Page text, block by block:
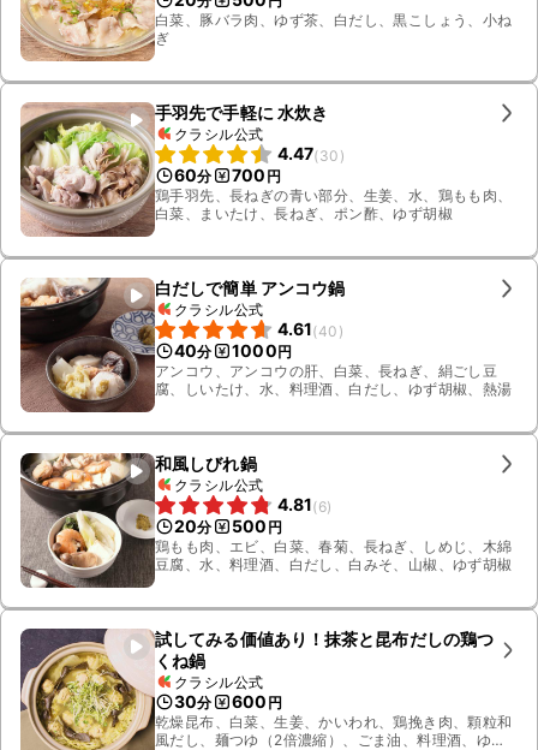
白菜、豚バラ肉、ゆず茶、白だし、黒こしょう、小ね
ぎ
手羽先で手軽に 水炊き
クラシル公式
4.47(30 )
60分 700 円
鶏手羽先、長ねぎの青い部分、生姜、水、鶏もも肉、
白菜、まいたけ、長ねぎ、ポン酢、ゆず胡椒
白だしで簡単 アンコウ鍋
クラシル公式
4.61(40 )
40分 1000円
アンコウ、アンコウの肝、白菜、長ねぎ、絹ごし豆
腐、しいたけ、水、料理酒、白だし、ゆず胡椒、熱湯
和風しびれ鍋
クラシル公式
4.81(6)
20分 500 円
鶏もも肉、エビ、白菜、春菊、長ねぎ、しめじ、木綿
豆腐、水、料理酒、白だし、白みそ、山椒、ゆず胡椒
試してみる価値あり！抹茶と昆布だしの鶏つ
くね鍋
クラシル公式
30分 600 円
乾燥昆布、白菜、生姜、かいわれ、鶏挽き肉、顆粒和
風だし、麺つゆ（2倍濃縮）、ごま油、料理酒、ゆず